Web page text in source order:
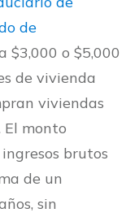
de
$3,000 o $5,000
de vivienda
viviendas
El monto
brutos
de un
sin